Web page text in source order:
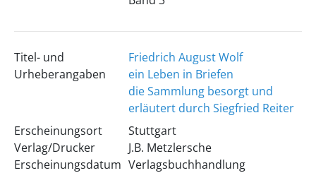
Titel- und
Urheberangaben
Friedrich August Wolf
ein Leben in Briefen
die Sammlung besorgt und
erläutert durch Siegfried Reiter
Erscheinungsort
Verlag/Drucker
Erscheinungsdatum
Stuttgart
J.B. Metzlersche
Verlagsbuchhandlung